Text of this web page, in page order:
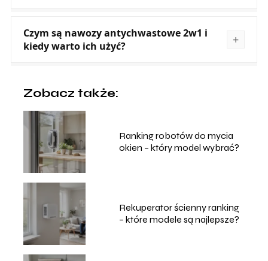
Czym są nawozy antychwastowe 2w1 i
kiedy warto ich użyć?
Zobacz także:
Ranking robotów do mycia
okien – który model wybrać?
Rekuperator ścienny ranking
– które modele są najlepsze?